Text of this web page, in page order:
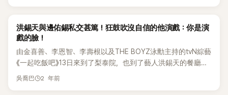
為什麼同性之間就能被合理化？」不少人也提到畫面中偶像表情
各大論壇延燒，支持與反對聲音交織。有網友認為無論性別與
性傾向，未經同意的肢體接觸都不該被合理化；也有人表示這
本就是綜藝效果，不應過度解讀。 截至目前為止，節目方尚未
正式對外說明，完整影片仍可在官方平台觀看。 另一方面，
退出後改為7人體制。成員李正、金俊民與文源晙曾參加選秀
天在SBS綜藝節目《脫掉鞋子恢單4Men》中，大方分享了自己
「無條件付出」的戀愛觀，展現出深情又幽默的一面。 在當天的
選擇公開出櫃，就是因為不想隱藏愛，想要無拘無束地去愛。
而且我一旦愛上了，這段感情通常會持續很久。」 對於被稱為
「打開的錢包」的戀愛風格，主持人李常敏爆料：「聽說洪錫天不
僅會送戀人車子、衣服，甚至還幫忙租房子！」這個驚人的大方
K-POP
洪錫天與邊佑錫私交甚篤！狂鼓吹沒自信的他演戲：你是演
戲的臉！
由金喜善、李恩智、李壽根以及THE BOYZ泳勳主持的tvN綜藝
《一起吃飯吧》13日來到了梨泰院，也到了藝人洪錫天的餐廳，
幾人在洪錫天的餐廳一邊用餐，一邊暢聊。 洪錫天是忠清南道
吳喬巴 2 年前